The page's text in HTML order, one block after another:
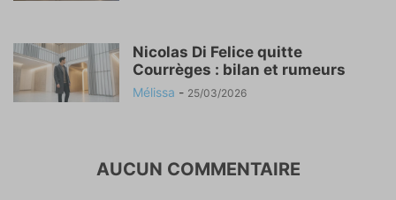
Nicolas Di Felice quitte
Courrèges : bilan et rumeurs
Mélissa - 25/03/2026
AUCUN COMMENTAIRE